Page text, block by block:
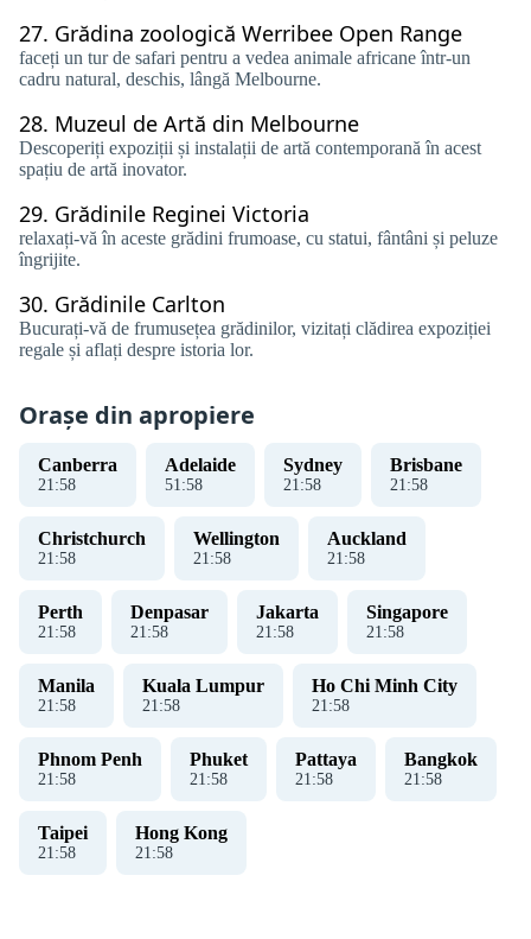
27. Grădina zoologică Werribee Open Range
faceți un tur de safari pentru a vedea animale africane într-un
cadru natural, deschis, lângă Melbourne.
28. Muzeul de Artă din Melbourne
Descoperiți expoziții și instalații de artă contemporană în acest
spațiu de artă inovator.
29. Grădinile Reginei Victoria
relaxați-vă în aceste grădini frumoase, cu statui, fântâni și peluze
îngrijite.
30. Grădinile Carlton
Bucurați-vă de frumusețea grădinilor, vizitați clădirea expoziției
regale și aflați despre istoria lor.
Orașe din apropiere
Canberra
21:59
Adelaide
51:59
Sydney
21:59
Brisbane
21:59
Christchurch
21:59
Wellington
21:59
Auckland
21:59
Perth
21:59
Denpasar
21:59
Jakarta
21:59
Singapore
21:59
Manila
21:59
Kuala Lumpur
21:59
Ho Chi Minh City
21:59
Phnom Penh
21:59
Phuket
21:59
Pattaya
21:59
Bangkok
21:59
Taipei
21:59
Hong Kong
21:59